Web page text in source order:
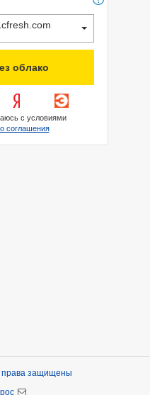
облако
с условиями
соглашения
защищены